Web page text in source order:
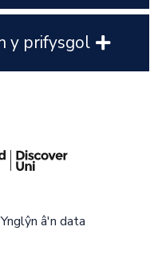
y prifysgol
Ynglŷn â'n data